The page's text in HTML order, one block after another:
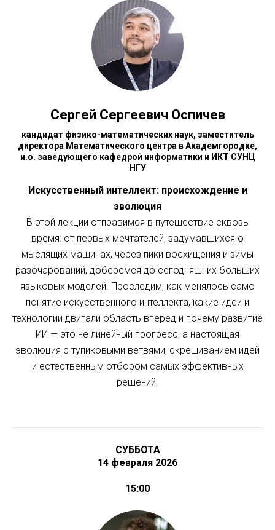
Сергей Сергеевич Оспичев
кандидат физико-математических наук, заместитель
директора Математического центра в Академгородке,
и.о. заведующего кафедрой информатики и ИКТ СУНЦ
НГУ
Искусственный интеллект: происхождение и
эволюция
В этой лекции отправимся в путешествие сквозь
время: от первых мечтателей, задумавшихся о
мыслящих машинах, через пики восхищения и зимы
разочарований, доберемся до сегодняшних больших
языковых моделей. Проследим, как менялось само
понятие искусственного интеллекта, какие идеи и
технологии двигали область вперед и почему развитие
ИИ — это не линейный прогресс, а настоящая
эволюция с тупиковыми ветвями, скрещиванием идей
и естественным отбором самых эффективных
решений.
СУББОТА
14 февраля 2026
15:00